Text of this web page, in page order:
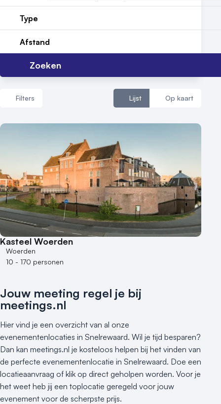
Type
Afstand
Zoeken
Filters Lijst Op kaart
1 - 5 zalen
6 - 10 zalen
10 of meer zalen
Aantal personen
1 - 50 personen
50 - 100 personen
100 - 250 personen
250 - 500 personen
Buitenlocatie
Groene locatie
Heisessie
Hotel
Hybride events
Industriële locatie
Kasteel en landgoed
Kasteel Woerden
Woerden
10 - 170 personen
Jouw meeting regel je bij
meetings.nl
Hier vind je een overzicht van al onze
evenementenlocaties in Snelrewaard. Wil je tijd besparen?
Dan kan meetings.nl je kosteloos helpen bij het vinden van
de perfecte evenementenlocatie in Snelrewaard. Doe een
locatieaanvraag of klik op direct geholpen worden. Voor je
het weet heb jij een toplocatie geregeld voor jouw
evenement voor de scherpste prijs.